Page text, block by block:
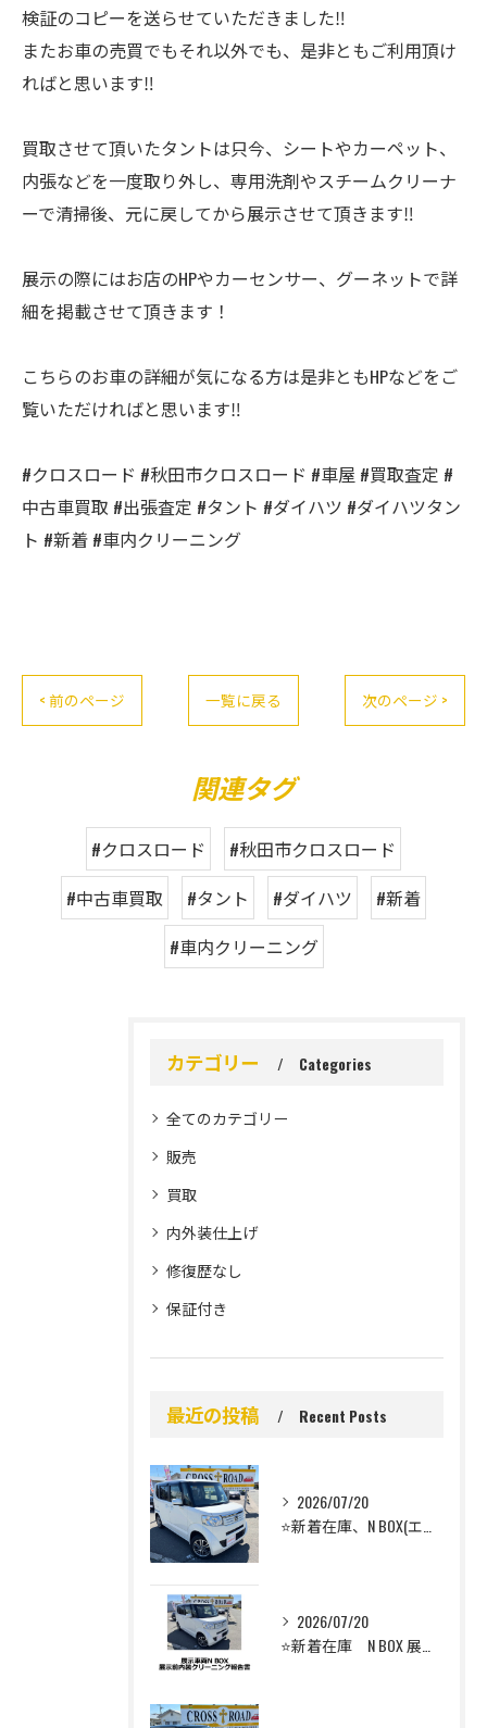
検証のコピーを送らせていただきました‼️
またお車の売買でもそれ以外でも、是非ともご利用頂け
ればと思います‼️
買取させて頂いたタントは只今、シートやカーペット、
内張などを一度取り外し、専用洗剤やスチームクリーナ
ーで清掃後、元に戻してから展示させて頂きます‼️
展示の際にはお店のHPやカーセンサー、グーネットで詳
細を掲載させて頂きます！
こちらのお車の詳細が気になる方は是非ともHPなどをご
覧いただければと思います‼️
#クロスロード #秋田市クロスロード #車屋 #買取査定 #
中古車買取 #出張査定 #タント #ダイハツ #ダイハツタン
ト #新着 #車内クリーニング
< 前のページ 一覧に戻る 次のページ >
関連タグ
#クロスロード
#秋田市クロスロード
#中古車買取
#タント #ダイハツ
#新着
#車内クリーニング
カテゴリー Categories
全てのカテゴリー
販売
買取
内外装仕上げ
修復歴なし
保証付き
最近の投稿 Recent Posts
2026/07/20
⭐️新着在庫、N BOX(エヌボックス）のご案内⭐️
2026/07/20
⭐️新着在庫 N BOX 展示前車内クリーニング⭐️